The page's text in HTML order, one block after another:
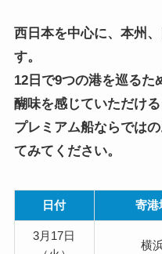
西日本を中心に、本州
す。
12日で9つの港を巡るた
醐味を感じていただける
プレミアム船ならでは
てみてください。
日付 寄港
3月17日
横